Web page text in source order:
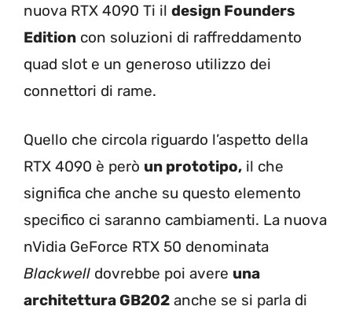
nuova RTX 4090 Ti il design Founders
Edition con soluzioni di raffreddamento
quad slot e un generoso utilizzo dei
connettori di rame.
Quello che circola riguardo l’aspetto della
RTX 4090 è però un prototipo, il che
significa che anche su questo elemento
specifico ci saranno cambiamenti. La nuova
nVidia GeForce RTX 50 denominata
Blackwell dovrebbe poi avere una
architettura GB202 anche se si parla di